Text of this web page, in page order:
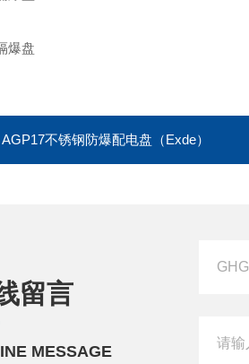
AGP17不锈钢防爆配电盘（Exde）
留言
MESSAGE